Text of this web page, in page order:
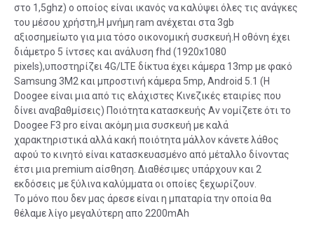
στο 1,5ghz) ο οποίος είναι ικανός να καλύψει όλες τις ανάγκες
του μέσου χρήστη,Η μνήμη ram ανέχεται στα 3gb
αξιοσημείωτο για μια τόσο οικονομική συσκευή.Η οθόνη έχει
διάμετρο 5 ίντσες και ανάλυση fhd (1920x1080
pixels),υποστηρίζει 4G/LTE δίκτυα έχει κάμερα 13mp με φακό
Samsung 3M2 και μπροστινή κάμερα 5mp, Android 5.1 (Η
Doogee είναι μια από τις ελάχιστες Κινεζικές εταιρίες που
δίνει αναβαθμίσεις) Ποιότητα κατασκευής Αν νομίζετε ότι το
Doogee F3 pro είναι ακόμη μια συσκευή με καλά
χαρακτηριστικά αλλά κακή ποιότητα μάλλον κάνετε λάθος
αφού το κινητό είναι κατασκευασμένο από μέταλλο δίνοντας
έτσι μια premium αίσθηση. Διαθέσιμες υπάρχουν και 2
εκδόσεις με ξύλινα καλύμματα οι οποίες ξεχωρίζουν.
Το μόνο που δεν μας άρεσε είναι η μπαταρία την οποία θα
θέλαμε λίγο μεγαλύτερη απο 2200mAh